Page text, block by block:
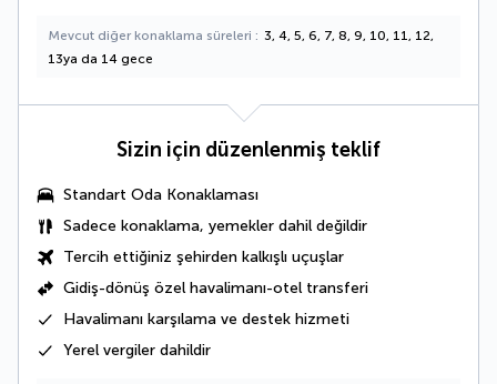
Mevcut diğer konaklama süreleri
3, 4, 5, 6, 7, 8, 9, 10, 11, 12,
13ya da 14 gece
Sizin için düzenlenmiş teklif
Standart Oda Konaklaması
Sadece konaklama, yemekler dahil değildir
Tercih ettiğiniz şehirden kalkışlı uçuşlar
Gidiş-dönüş özel havalimanı-otel transferi
Havalimanı karşılama ve destek hizmeti
Yerel vergiler dahildir